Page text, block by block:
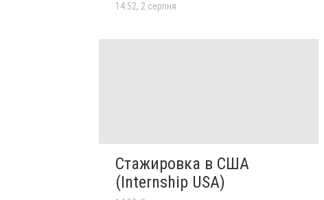
14:52, 2 серпня
Стажировка в США
(Internship USA)